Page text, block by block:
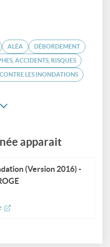
ALÉA DÉBORDEMENT
ACCIDENTS, RISQUES
LES INONDATIONS
apparait
(Version 2016) -